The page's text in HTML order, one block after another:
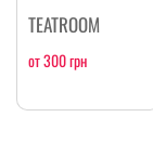
TEATROOM
от 300 грн